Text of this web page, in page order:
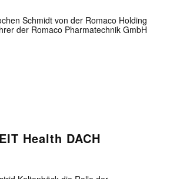
Schmidt von der Romaco Holding
der Romaco Pharmatechnik GmbH
Health DACH